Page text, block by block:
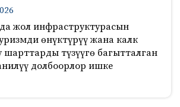
жол инфраструктурасын
өнүктүрүү жана калк
шарттарды түзүүгө багытталган
долбоорлор ишке